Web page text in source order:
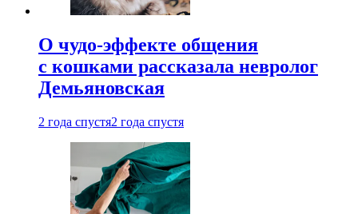
О чудо-эффекте общения
с кошками рассказала невролог
Демьяновская
2 года спустя2 года спустя